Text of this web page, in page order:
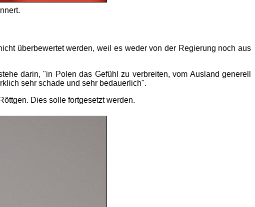
überbewertet werden, weil es weder von der Regierung noch aus
darin, "in Polen das Gefühl zu verbreiten, vom Ausland generell
sehr schade und sehr bedauerlich".
Dies solle fortgesetzt werden.